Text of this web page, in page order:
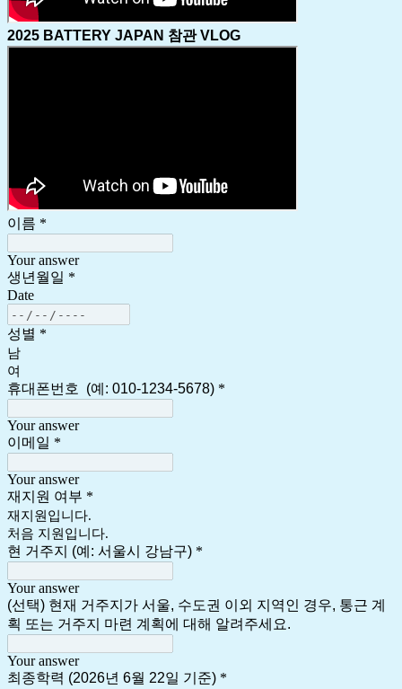
2025 BATTERY JAPAN 참관 VLOG
이름 *
Your answer
생년월일 *
Date
성별 *
남
여
휴대폰번호 (예: 010-1234-5678) *
Your answer
이메일 *
Your answer
재지원 여부 *
재지원입니다.
처음 지원입니다.
현 거주지 (예: 서울시 강남구) *
Your answer
(선택) 현재 거주지가 서울, 수도권 이외 지역인 경우, 통근 계
획 또는 거주지 마련 계획에 대해 알려주세요.
Your answer
최종학력 (2026년 6월 22일 기준) *